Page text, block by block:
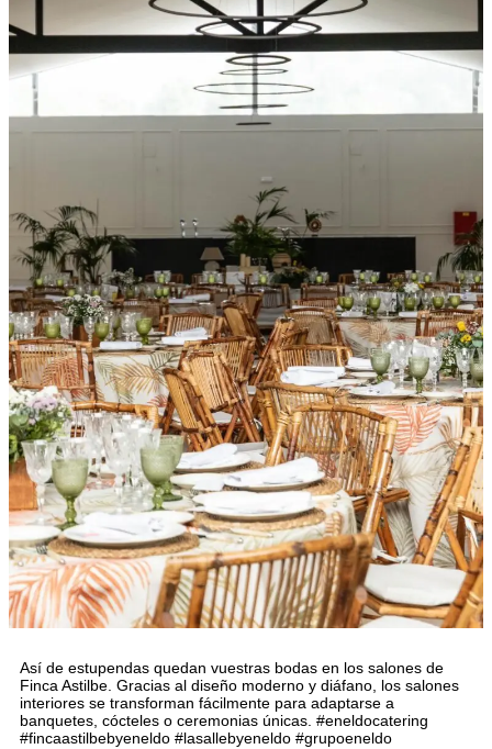
Así de estupendas quedan vuestras bodas en los salones de
Finca Astilbe. Gracias al diseño moderno y diáfano, los salones
interiores se transforman fácilmente para adaptarse a
banquetes, cócteles o ceremonias únicas. #eneldocatering
#fincaastilbebyeneldo #lasallebyeneldo #grupoeneldo